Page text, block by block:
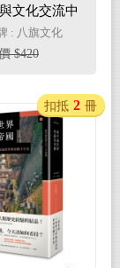
文化交流中
國時尚風格
: 八旗文化
$420
扣抵 2 冊